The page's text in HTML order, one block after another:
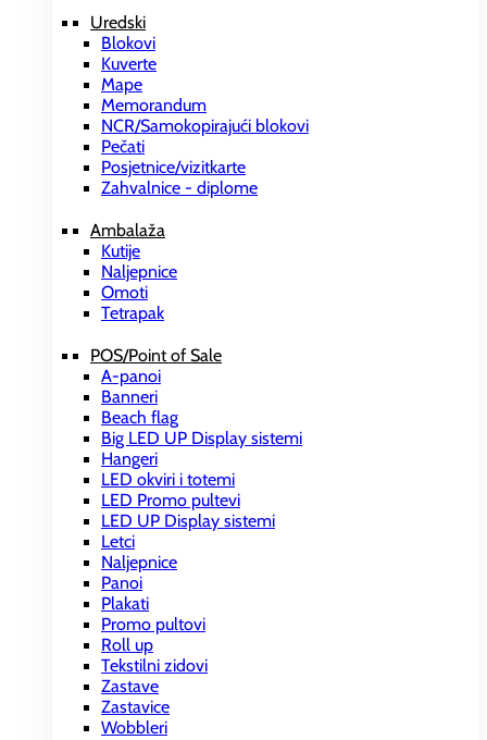
Uredski
Blokovi
Kuverte
Mape
Memorandum
NCR/Samokopirajući blokovi
Pečati
Posjetnice/vizitkarte
Zahvalnice - diplome
Ambalaža
Kutije
Naljepnice
Omoti
Tetrapak
POS/Point of Sale
A-panoi
Banneri
Beach flag
Big LED UP Display sistemi
Hangeri
LED okviri i totemi
LED Promo pultevi
LED UP Display sistemi
Letci
Naljepnice
Panoi
Plakati
Promo pultovi
Roll up
Tekstilni zidovi
Zastave
Zastavice
Wobbleri